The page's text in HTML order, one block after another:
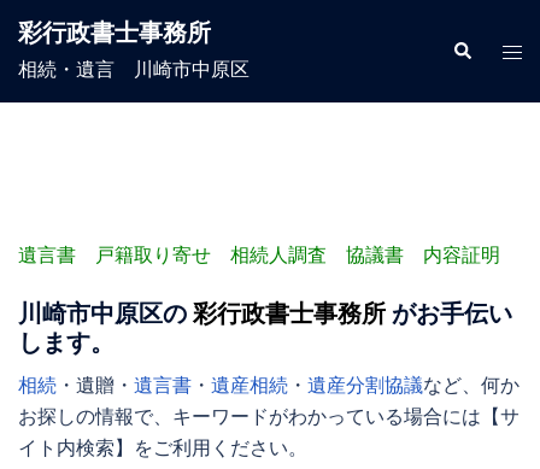
ン
彩行政書士事務所
相続・遺言 川崎市中原区
検
索
ト
遺言書 戸籍取り寄せ 相続人調査 協議書 内容証明
川崎市中原区の 彩行政書士事務所 がお手伝い
します。
相続 ・遺贈・ 遺言書 ・ 遺産相続 ・ 遺産分割協議など、何か
お探しの情報で、キーワードがわかっている場合には【サ
イト内検索】をご利用ください。